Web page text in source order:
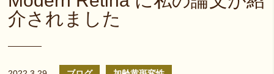
介されました